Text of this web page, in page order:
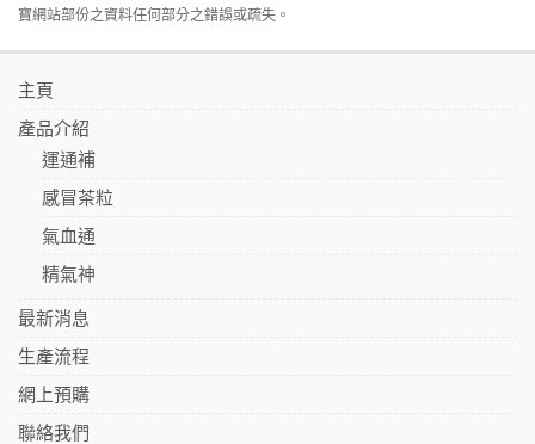
寶網站部份之資料任何部分之錯誤或疏失。
主頁
產品介紹
運通補
感冒茶粒
氣血通
精氣神
最新消息
生產流程
網上預購
聯絡我們